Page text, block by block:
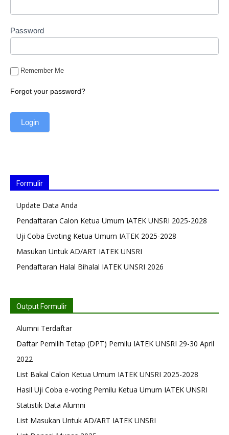
Password
Remember Me
Forgot your password?
Formulir
Update Data Anda
Pendaftaran Calon Ketua Umum IATEK UNSRI 2025-2028
Uji Coba Evoting Ketua Umum IATEK 2025-2028
Masukan Untuk AD/ART IATEK UNSRI
Pendaftaran Halal Bihalal IATEK UNSRI 2026
Output Formulir
Alumni Terdaftar
Daftar Pemilih Tetap (DPT) Pemilu IATEK UNSRI 29-30 April
2022
List Bakal Calon Ketua Umum IATEK UNSRI 2025-2028
Hasil Uji Coba e-voting Pemilu Ketua Umum IATEK UNSRI
Statistik Data Alumni
List Masukan Untuk AD/ART IATEK UNSRI